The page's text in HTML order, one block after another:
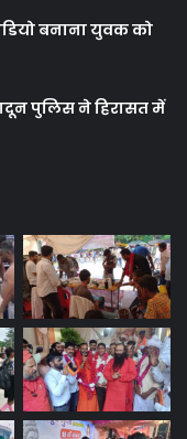
बनाना युवक को
पुलिस ने हिरासत में